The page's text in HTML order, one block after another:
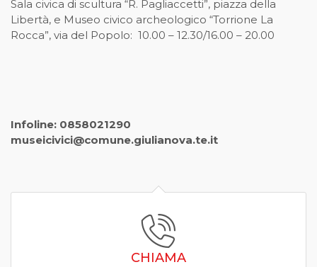
Sala civica di scultura “R. Pagliaccetti”, piazza della
Libertà, e Museo civico archeologico “Torrione La
Rocca”, via del Popolo: 10.00 – 12.30/16.00 – 20.00
Infoline: 0858021290
museicivici@comune.giulianova.te.it
CHIAMA